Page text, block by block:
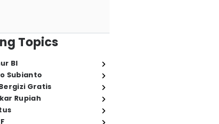
Topics
BI
Subianto
Gratis
Rupiah